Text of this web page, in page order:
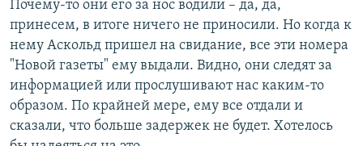
Почему-то они его за нос водили – да, да,
принесем, в итоге ничего не приносили. Но когда к
нему Аскольд пришел на свидание, все эти номера
"Новой газеты" ему выдали. Видно, они следят за
информацией или прослушивают нас каким-то
образом. По крайней мере, ему все отдали и
сказали, что больше задержек не будет. Хотелось